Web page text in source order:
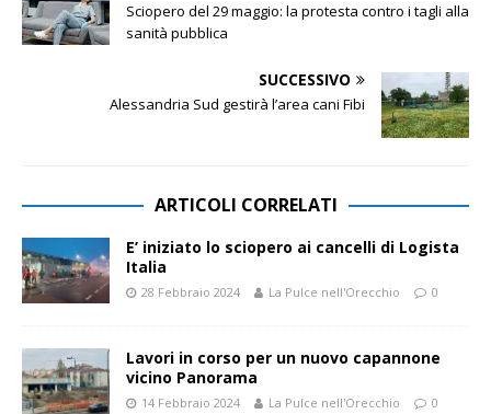
Sciopero del 29 maggio: la protesta contro i tagli alla
sanità pubblica
SUCCESSIVO
Alessandria Sud gestirà l’area cani Fibi
ARTICOLI CORRELATI
E’ iniziato lo sciopero ai cancelli di Logista
Italia
28 Febbraio 2024 La Pulce nell'Orecchio 0
Lavori in corso per un nuovo capannone
vicino Panorama
14 Febbraio 2024 La Pulce nell'Orecchio 0